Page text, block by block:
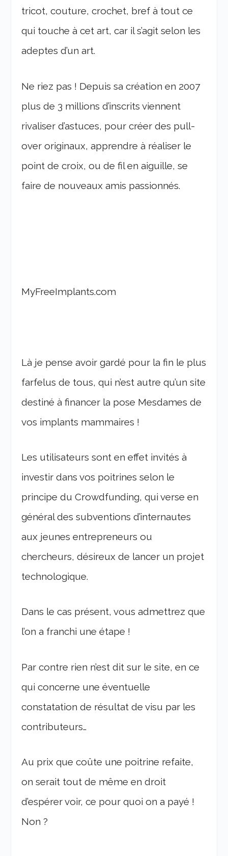
tricot, couture, crochet, bref à tout ce
qui touche à cet art, car il s’agit selon les
adeptes d’un art.
Ne riez pas ! Depuis sa création en 2007
plus de 3 millions d’inscrits viennent
rivaliser d’astuces, pour créer des pull-
over originaux, apprendre à réaliser le
point de croix, ou de fil en aiguille, se
faire de nouveaux amis passionnés.
MyFreeImplants.com
Là je pense avoir gardé pour la fin le plus
farfelus de tous, qui n’est autre qu’un site
destiné à financer la pose Mesdames de
vos implants mammaires !
Les utilisateurs sont en effet invités à
investir dans vos poitrines selon le
principe du Crowdfunding, qui verse en
général des subventions d’internautes
aux jeunes entrepreneurs ou
chercheurs, désireux de lancer un projet
technologique.
Dans le cas présent, vous admettrez que
l’on a franchi une étape !
Par contre rien n’est dit sur le site, en ce
qui concerne une éventuelle
constatation de résultat de visu par les
contributeurs…
Au prix que coûte une poitrine refaite,
on serait tout de même en droit
d’espérer voir, ce pour quoi on a payé !
Non ?